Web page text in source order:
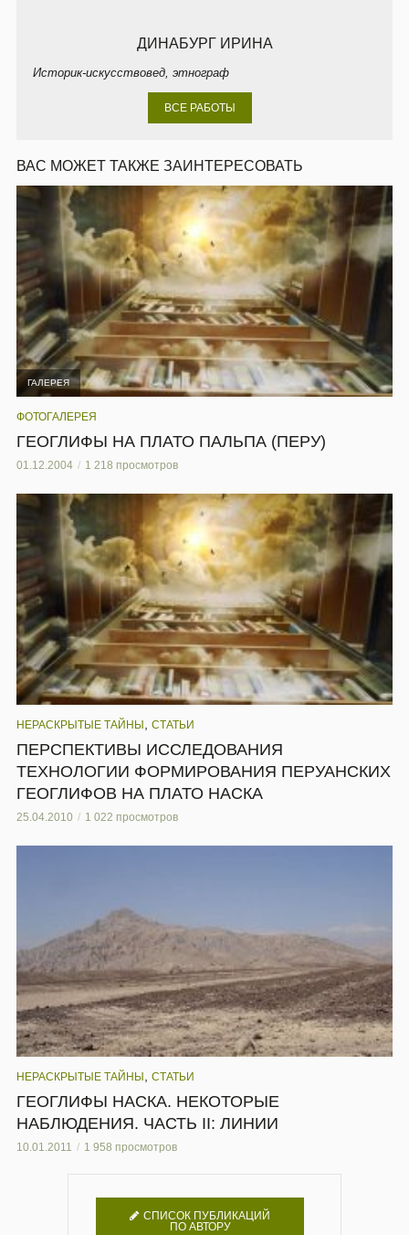
ДИНАБУРГ ИРИНА
Историк-искусствовед, этнограф
ВСЕ РАБОТЫ
ВАС МОЖЕТ ТАКЖЕ ЗАИНТЕРЕСОВАТЬ
ГАЛЕРЕЯ
ФОТОГАЛЕРЕЯ
ГЕОГЛИФЫ НА ПЛАТО ПАЛЬПА (ПЕРУ)
01.12.2004 1 218 просмотров
НЕРАСКРЫТЫЕ ТАЙНЫ СТАТЬИ
ПЕРСПЕКТИВЫ ИССЛЕДОВАНИЯ
ТЕХНОЛОГИИ ФОРМИРОВАНИЯ ПЕРУАНСКИХ
ГЕОГЛИФОВ НА ПЛАТО НАСКА
25.04.2010 1 022 просмотров
НЕРАСКРЫТЫЕ ТАЙНЫ СТАТЬИ
ГЕОГЛИФЫ НАСКА. НЕКОТОРЫЕ
НАБЛЮДЕНИЯ. ЧАСТЬ II: ЛИНИИ
10.01.2011 1 958 просмотров
СПИСОК ПУБЛИКАЦИЙ
ПО АВТОРУ